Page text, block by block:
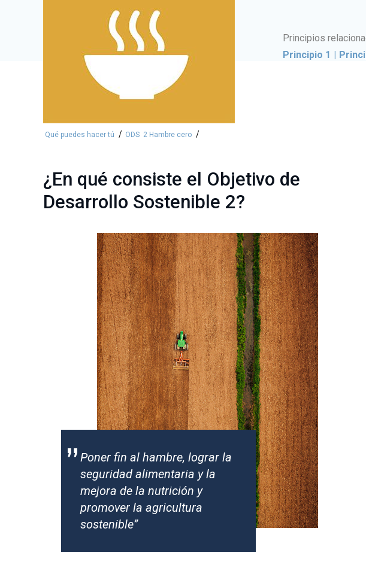
Principios
Principio 1 |
Qué puedes hacer tú / ODS 2 Hambre cero /
¿En qué consiste el Objetivo de
Desarrollo Sostenible 2?
” Poner fin al hambre, lograr la
seguridad alimentaria y la
mejora de la nutrición y
promover la agricultura
sostenible”